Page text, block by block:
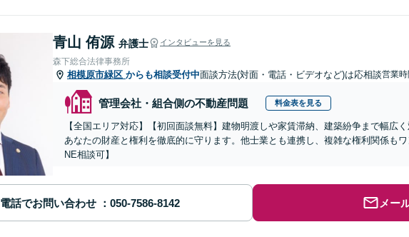
青山 侑源 弁護士 インタビューを見る
森下総合法律事務所
相模原市緑区 からも相談受付中面談方法(対面・電話・ビデオなど)は応相談営業時
管理会社・組合側の不動産問題 料金表を見る
【全国エリア対応】【初回面談無料】建物明渡しや家賃滞納、建築紛争まで幅広
あなたの財産と権利を徹底的に守ります。他士業とも連携し、複雑な権利関係も
NE相談可】
電話でお問い合わせ メー